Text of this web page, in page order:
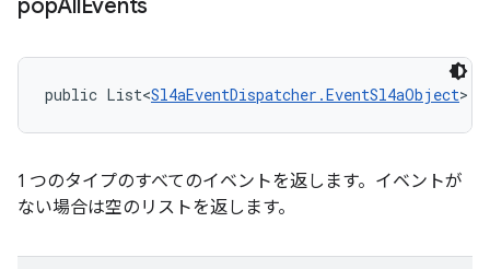
popAllEvents
public List<Sl4aEventDispatcher.EventSl4aObject>
1 つのタイプのすべてのイベントを返します。イベントが
ない場合は空のリストを返します。